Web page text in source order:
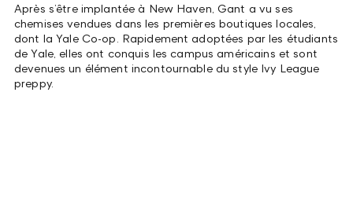
Après s’être implantée à New Haven, Gant a vu ses
chemises vendues dans les premières boutiques locales,
dont la Yale Co-op. Rapidement adoptées par les étudiants
de Yale, elles ont conquis les campus américains et sont
devenues un élément incontournable du style Ivy League
preppy.